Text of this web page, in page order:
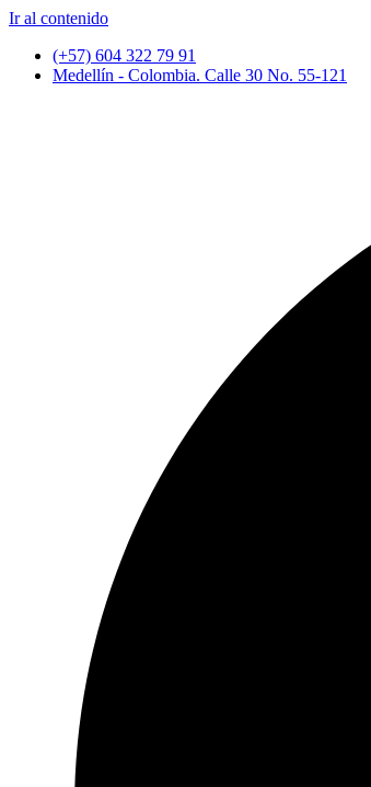
Ir al contenido
(+57) 604 322 79 91
Medellín - Colombia. Calle 30 No. 55-121